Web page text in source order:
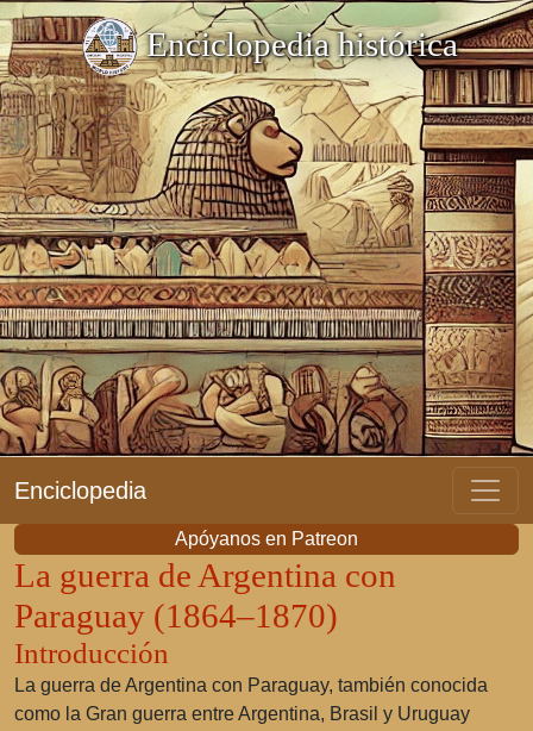
Enciclopedia histórica
Enciclopedia
Apóyanos en Patreon
La guerra de Argentina con
Paraguay (1864–1870)
Introducción
La guerra de Argentina con Paraguay, también conocida
como la Gran guerra entre Argentina, Brasil y Uruguay